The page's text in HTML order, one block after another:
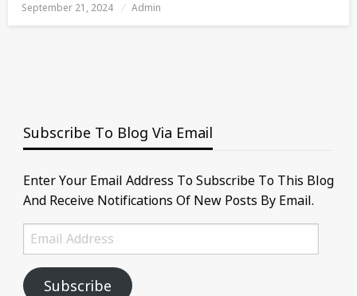
Posted
On
September 21, 2024 Admin
Subscribe To Blog Via Email
Enter Your Email Address To Subscribe To This Blog
And Receive Notifications Of New Posts By Email.
Email
Address
Subscribe